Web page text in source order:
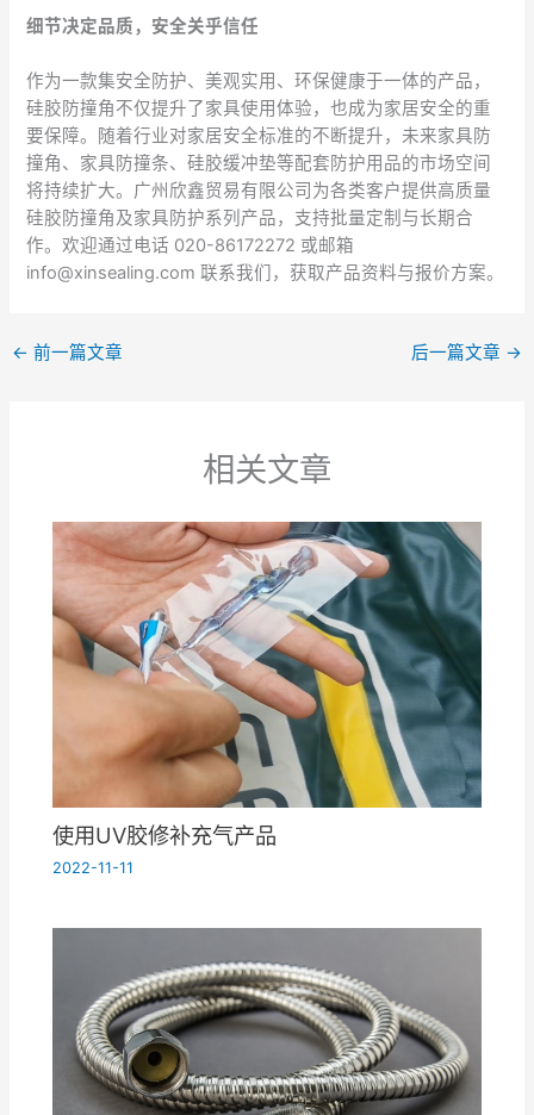
细节决定品质，安全关乎信任
作为一款集安全防护、美观实用、环保健康于一体的产品，
硅胶防撞角不仅提升了家具使用体验，也成为家居安全的重
要保障。随着行业对家居安全标准的不断提升，未来家具防
撞角、家具防撞条、硅胶缓冲垫等配套防护用品的市场空间
将持续扩大。广州欣鑫贸易有限公司为各类客户提供高质量
硅胶防撞角及家具防护系列产品，支持批量定制与长期合
作。欢迎通过电话 020-86172272 或邮箱
info@xinsealing.com 联系我们，获取产品资料与报价方案。
← 前一篇文章 后一篇文章 →
相关文章
使用UV胶修补充气产品
2022-11-11